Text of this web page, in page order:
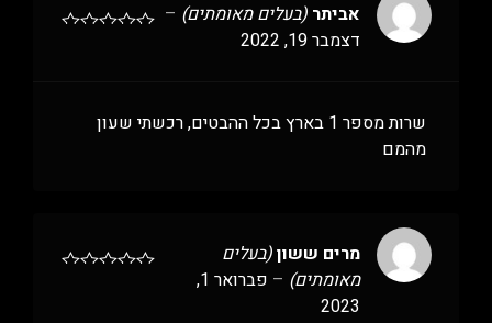
אביתר (בעלים מאומתים) –
דצמבר 19, 2022
שרות מספר 1 בארץ בכל ההבטים, רכשתי שעון
מהמם
מרים ששון(בעלים
מאומתים) –
פברואר 1,
2023